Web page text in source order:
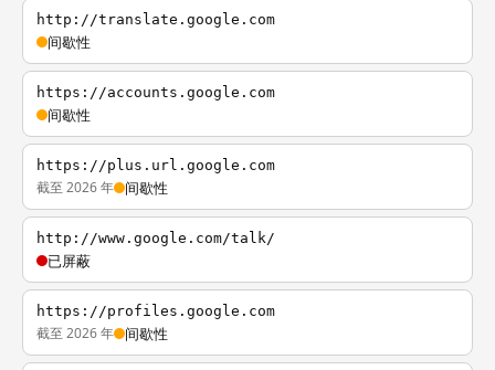
http://translate.google.com
间歇性
https://accounts.google.com
间歇性
https://plus.url.google.com
截至 2026 年 间歇性
http://www.google.com/talk/
已屏蔽
https://profiles.google.com
截至 2026 年 间歇性